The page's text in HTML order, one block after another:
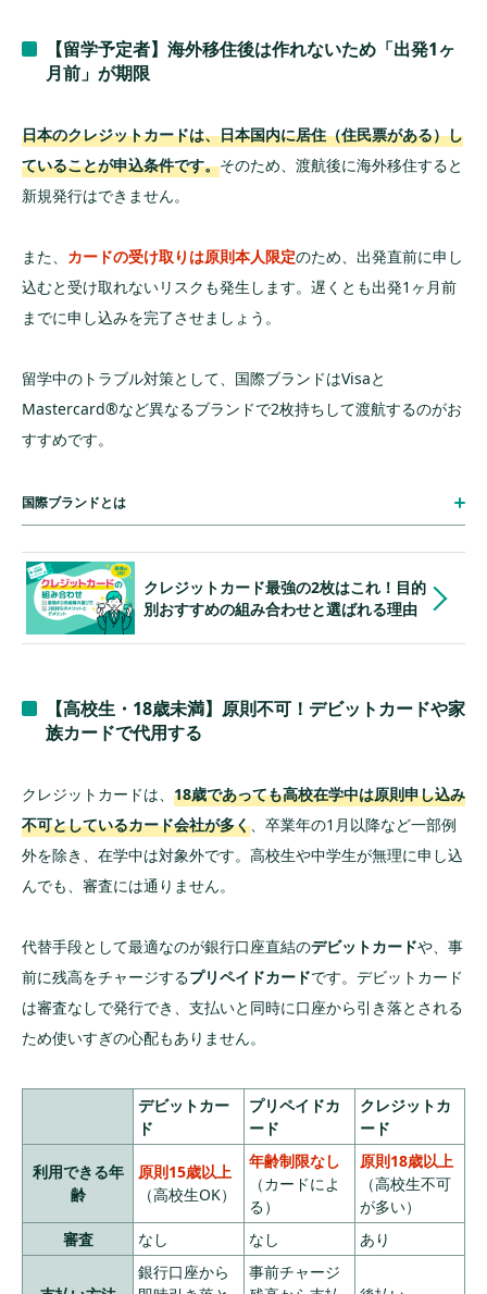
【留学予定者】海外移住後は作れないため「出発1ヶ
月前」が期限
日本のクレジットカードは、日本国内に居住（住民票がある）し
ていることが申込条件です。そのため、渡航後に海外移住すると
新規発行はできません。
また、 カードの受け取りは原則本人限定のため、出発直前に申し
込むと受け取れないリスクも発生します。遅くとも出発1ヶ月前
までに申し込みを完了させましょう。
留学中のトラブル対策として、国際ブランドはVisaと
Mastercard®︎など異なるブランドで2枚持ちして渡航するのがお
すすめです。
国際ブランドとは
クレジットカード最強の2枚はこれ！目的
別おすすめの組み合わせと選ばれる理由
【高校生・18歳未満】原則不可！デビットカードや家
族カードで代用する
クレジットカードは、 18歳であっても高校在学中は原則申し込み
不可としているカード会社が多く、卒業年の1月以降など一部例
外を除き、在学中は対象外です。高校生や中学生が無理に申し込
んでも、審査には通りません。
代替手段として最適なのが銀行口座直結のデビットカードや、事
前に残高をチャージするプリペイドカードです。デビットカード
は審査なしで発行でき、支払いと同時に口座から引き落とされる
ため使いすぎの心配もありません。
デビットカー
ド
プリペイドカ
ード
クレジットカ
ード
利用できる年
齢
原則15歳以上
（高校生OK）
年齢制限なし
（カードによ
る）
原則18歳以上
（高校生不可
が多い）
審査
なし なし あり
銀行口座から
事前チャージ